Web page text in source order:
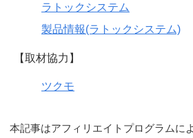
ラトックシステム
製品情報(ラトックシステム)
【取材協力】
ツクモ
本記事はアフィリエイトプログラムに